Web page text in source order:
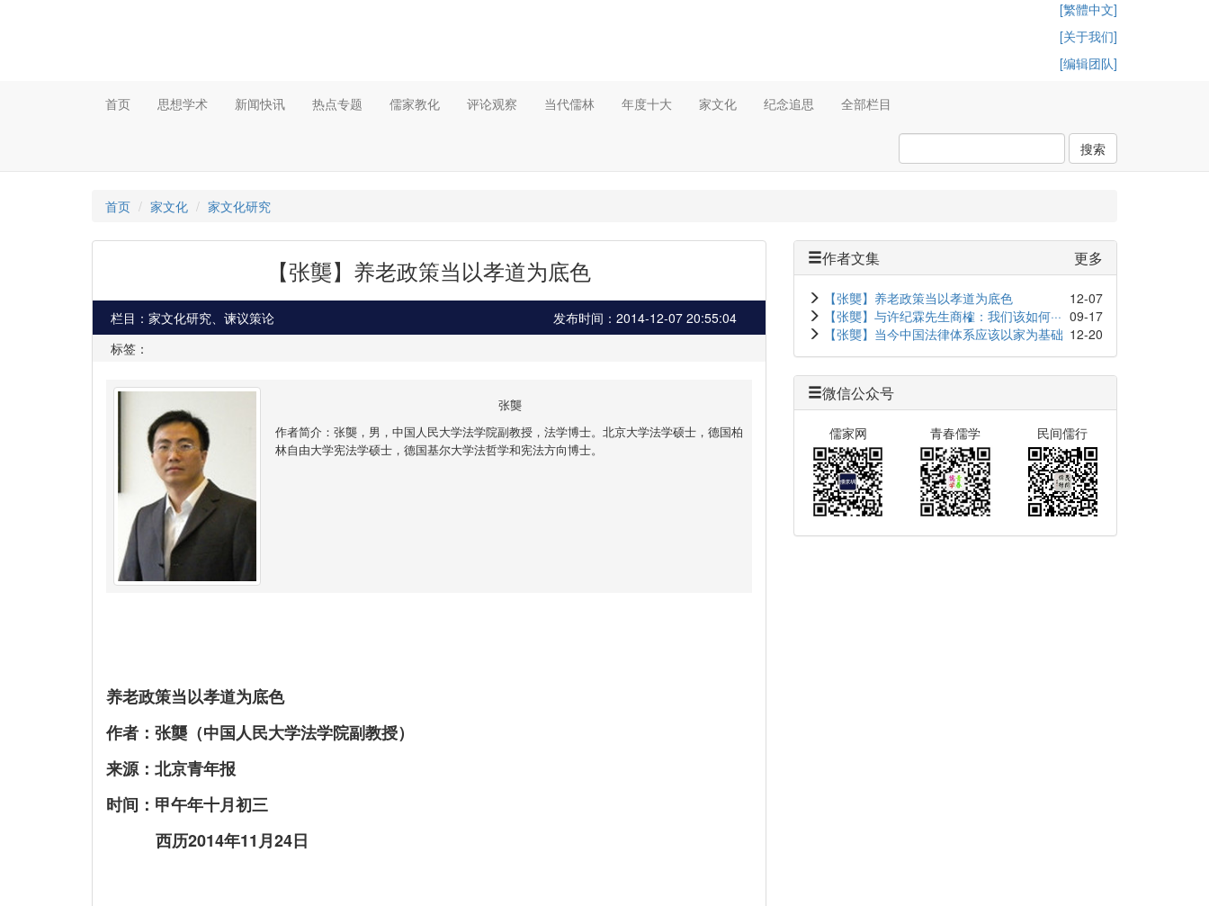
[繁體中文]
[关于我们]
[编辑团队]
首页 思想学术 新闻快讯 热点专题 儒家教化 评论观察 当代儒林 年度十大 家文化 纪念追思 全部栏目
搜索
首页 家文化 家文化研究
【张龑】养老政策当以孝道为底色
栏目：家文化研究、谏议策论
发布时间：2014-12-07 20:55:04
标签：
张龑
作者简介：张龑，男，中国人民大学法学院副教授，法学博士。北京大学法学硕士，德国柏
林自由大学宪法学硕士，德国基尔大学法哲学和宪法方向博士。
养老政策当以孝道为底色
作者：张龑（中国人民大学法学院副教授）
来源：北京青年报
时间：甲午年十月初三
西历2014年11月24日
作者文集 更多
【张龑】养老政策当以孝道为底色
12-07
【张龑】与许纪霖先生商榷：我们该如何··· 09-17
【张龑】当今中国法律体系应该以家为基础 12-20
微信公众号
儒家网 青春儒学 民间儒行